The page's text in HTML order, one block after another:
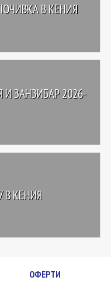
В КЕНИЯ
ЗАНЗИБАР 2026-
В КЕНИЯ
ОФЕРТИ